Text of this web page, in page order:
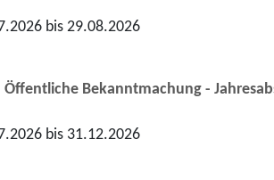
bis 29.08.2026
Öffentliche Bekanntmachung -
bis 31.12.2026